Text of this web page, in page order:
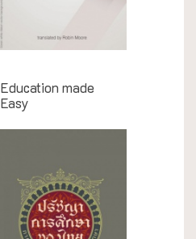
Education made
Easy